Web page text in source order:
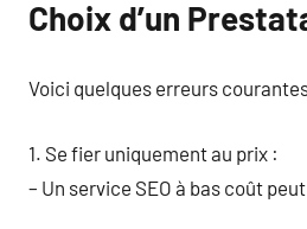
Choix d’un
Voici quelques erreurs
1. Se fier uniquement au prix :
– Un service SEO à bas coût